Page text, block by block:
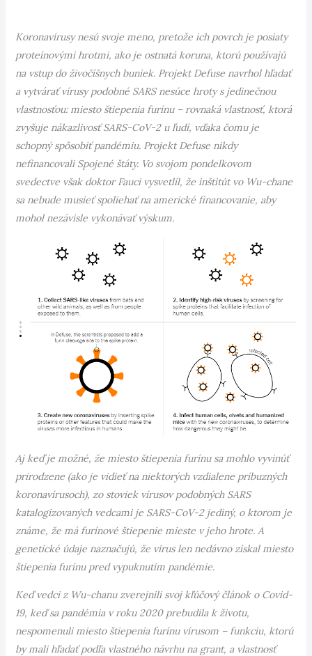
Koronavírusy nesú svoje meno, pretože ich povrch je posiaty
proteínovými hrotmi, ako je ostnatá koruna, ktorú používajú
na vstup do živočíšnych buniek. Projekt Defuse navrhol hľadať
a vytvárať vírusy podobné SARS nesúce hroty s jedinečnou
vlastnosťou: miesto štiepenia furínu – rovnaká vlastnosť, ktorá
zvyšuje nákazlivosť SARS-CoV-2 u ľudí, vďaka čomu je
schopný spôsobiť pandémiu. Projekt Defuse nikdy
nefinancovali Spojené štáty. Vo svojom pondelkovom
svedectve však doktor Fauci vysvetlil, že inštitút vo Wu-chane
sa nebude musieť spoliehať na americké financovanie, aby
mohol nezávisle vykonávať výskum.
Aj keď je možné, že miesto štiepenia furínu sa mohlo vyvinúť
prirodzene (ako je vidieť na niektorých vzdialene príbuzných
koronavírusoch), zo stoviek vírusov podobných SARS
katalogizovaných vedcami je SARS-CoV-2 jediný, o ktorom je
známe, že má furínové štiepenie mieste v jeho hrote. A
genetické údaje naznačujú, že vírus len nedávno získal miesto
štiepenia furínu pred vypuknutím pandémie.
Keď vedci z Wu-chanu zverejnili svoj kľúčový článok o Covid-
19, keď sa pandémia v roku 2020 prebudila k životu,
nespomenuli miesto štiepenia furínu vírusom – funkciu, ktorú
by mali hľadať podľa vlastného návrhu na grant, a vlastnosť